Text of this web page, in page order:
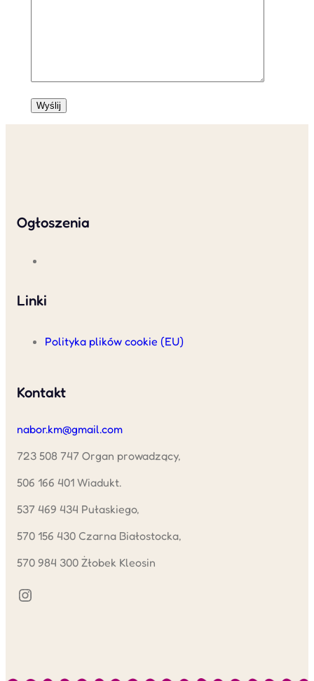
Ogłoszenia
Linki
Polityka plików cookie (EU)
Kontakt
nabor.km@gmail.com
723 508 747 Organ prowadzący,
506 166 401 Wiadukt.
537 469 434 Pułaskiego,
570 156 430 Czarna Białostocka,
570 984 300 Żłobek Kleosin
Instagram